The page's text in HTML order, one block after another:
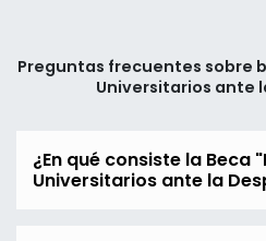
Preguntas frecuentes sobre
Universitarios ante
¿En qué consiste la Beca
Universitarios ante la